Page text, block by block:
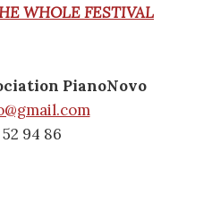
WHOLE FESTIVAL
PianoNovo
94 86